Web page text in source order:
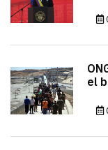
el